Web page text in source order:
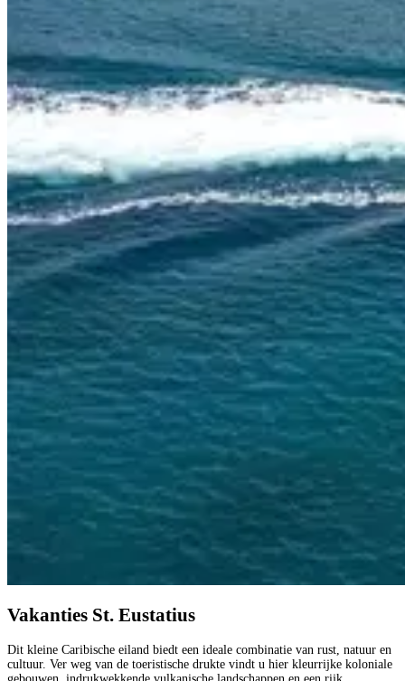
Vakanties St. Eustatius
Dit kleine Caribische eiland biedt een ideale combinatie van rust, natuur en
cultuur. Ver weg van de toeristische drukte vindt u hier kleurrijke koloniale